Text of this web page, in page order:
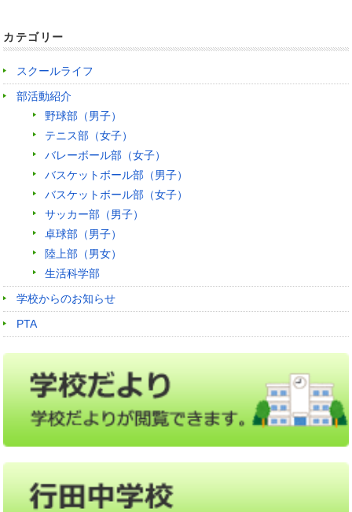
カテゴリー
スクールライフ
部活動紹介
野球部（男子）
テニス部（女子）
バレーボール部（女子）
バスケットボール部（男子）
バスケットボール部（女子）
サッカー部（男子）
卓球部（男子）
陸上部（男女）
生活科学部
学校からのお知らせ
PTA